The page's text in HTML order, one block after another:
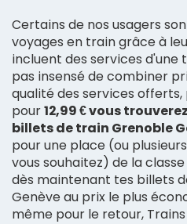
Certains de nos usagers
voyages en train grâce à
incluent des services d'une
pas insensé de combiner
qualité des services
pour12,99 € vous
billets de train Grenoble
pour une place (ou
vous souhaitez) de la classe
dès maintenant tes billets
Genève au prix le plus
même pour le retour,